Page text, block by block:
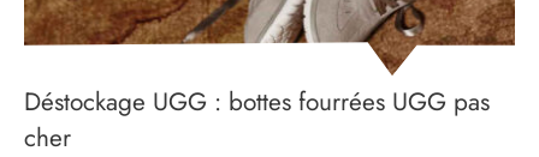
Déstockage UGG : bottes fourrées UGG pas
cher